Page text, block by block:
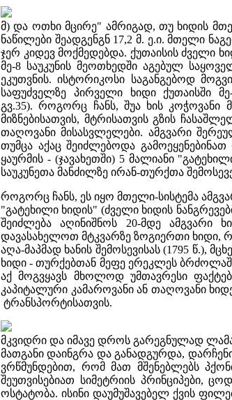
მ) და ოთხი მცირე" ამრიგად, თუ ხიდის
ნაწილები შეადგენგნ 17,2 მ. ე.ი. მთელი
ჯერ კიდევ მოქმედებდა. ქუთაისის ძველი
მე-8 საუკუნის მეოთხედში აგებულ
ეკუთვნის. ისტორიკოსი საგანგებოდ
საფუძველზე პირველი ხიდი ქუთაისში
გვ.35). როგორც ჩანს, შუა ხის კოჭოვანი
მიზნებისათვის, მტრისათვის გზის
თაღოვანი მისასვლელები. ამგვარი
თუმცა აქაც შეიძლებოდა
ყაურმის - (ჯავახეთში) 5 მალიანი
საუკუნეთა მანძილზე ირან-თურქთა
როგორც ჩანს, ეს იყო მთელი-სისტემა
"გატეხილი ხიდის" (ძველი ხიდის
შეიძლება აღინიშნოს 20-მდე ამგვარი
დავასახელოთ მტკვარზე ზოგიერთი ხიდი,
აღა-მაპმად ხანის შემოსევისას (1795 წ.),
ხიდი - თურქებთან მეფე ერეკლეს
აქ მოგვყავს მხოლოდ უმთავრესი
კაპიტალური კამაროვანი ან თაღოვანი
ტრანსპორტისათვის.
მკვიდრი და იმავე დროს გარეგნულად
მათგანი დაინგრა და განადგურდა,
ვრწმუნდებით, რომ მათ მშენებლებს
შეუთვისებიათ სიმეტრიის პრინციპები,
ოსტატობა. ისინი დაუმუშავებელ ქვის